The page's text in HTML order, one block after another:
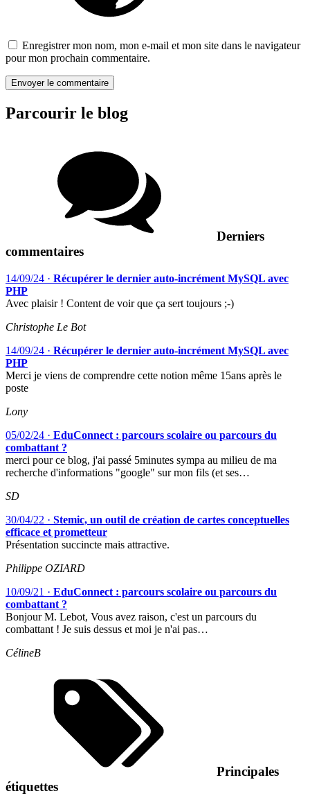
Enregistrer mon nom, mon e-mail et mon site dans le navigateur
pour mon prochain commentaire.
Parcourir le blog
Derniers
commentaires
14/09/24 · Récupérer le dernier auto-incrément MySQL avec
PHP
Avec plaisir ! Content de voir que ça sert toujours ;-)
Christophe Le Bot
14/09/24 · Récupérer le dernier auto-incrément MySQL avec
PHP
Merci je viens de comprendre cette notion même 15ans après le
poste
Lony
05/02/24 · EduConnect : parcours scolaire ou parcours du
combattant ?
merci pour ce blog, j'ai passé 5minutes sympa au milieu de ma
recherche d'informations "google" sur mon fils (et ses…
SD
30/04/22 · Stemic, un outil de création de cartes conceptuelles
efficace et prometteur
Présentation succincte mais attractive.
Philippe OZIARD
10/09/21 · EduConnect : parcours scolaire ou parcours du
combattant ?
Bonjour M. Lebot, Vous avez raison, c'est un parcours du
combattant ! Je suis dessus et moi je n'ai pas…
CélineB
Principales
étiquettes